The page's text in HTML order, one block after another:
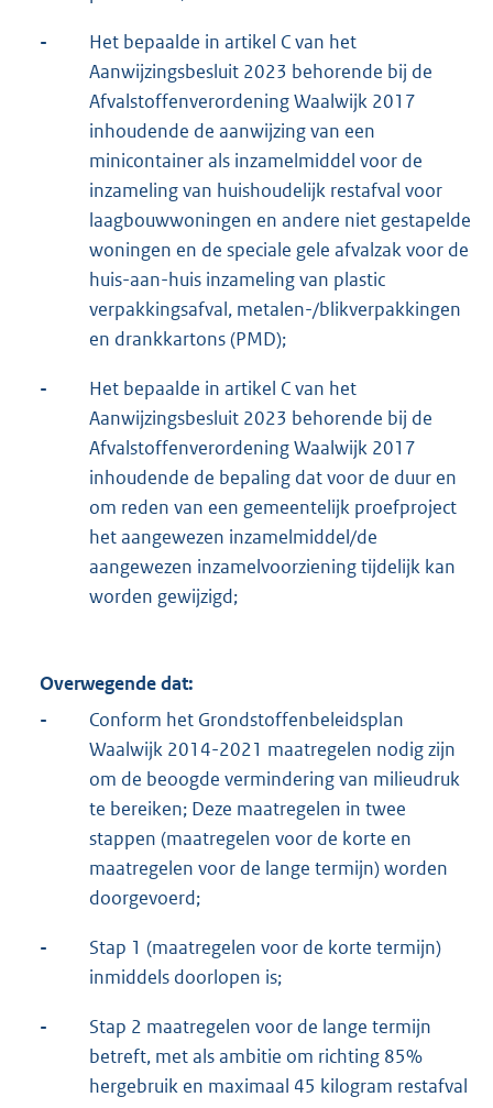
-
Het bepaalde in artikel C van het
Aanwijzingsbesluit 2023 behorende bij de
Afvalstoffenverordening Waalwijk 2017
inhoudende de aanwijzing van een
minicontainer als inzamelmiddel voor de
inzameling van huishoudelijk restafval voor
laagbouwwoningen en andere niet gestapelde
woningen en de speciale gele afvalzak voor de
huis-aan-huis inzameling van plastic
verpakkingsafval, metalen-/blikverpakkingen
en drankkartons (PMD);
-
Het bepaalde in artikel C van het
Aanwijzingsbesluit 2023 behorende bij de
Afvalstoffenverordening Waalwijk 2017
inhoudende de bepaling dat voor de duur en
om reden van een gemeentelijk proefproject
het aangewezen inzamelmiddel/de
aangewezen inzamelvoorziening tijdelijk kan
worden gewijzigd;
Overwegende dat:
-
Conform het Grondstoffenbeleidsplan
Waalwijk 2014-2021 maatregelen nodig zijn
om de beoogde vermindering van milieudruk
te bereiken; Deze maatregelen in twee
stappen (maatregelen voor de korte en
maatregelen voor de lange termijn) worden
doorgevoerd;
-
Stap 1 (maatregelen voor de korte termijn)
inmiddels doorlopen is;
-
Stap 2 maatregelen voor de lange termijn
betreft, met als ambitie om richting 85%
hergebruik en maximaal 45 kilogram restafval